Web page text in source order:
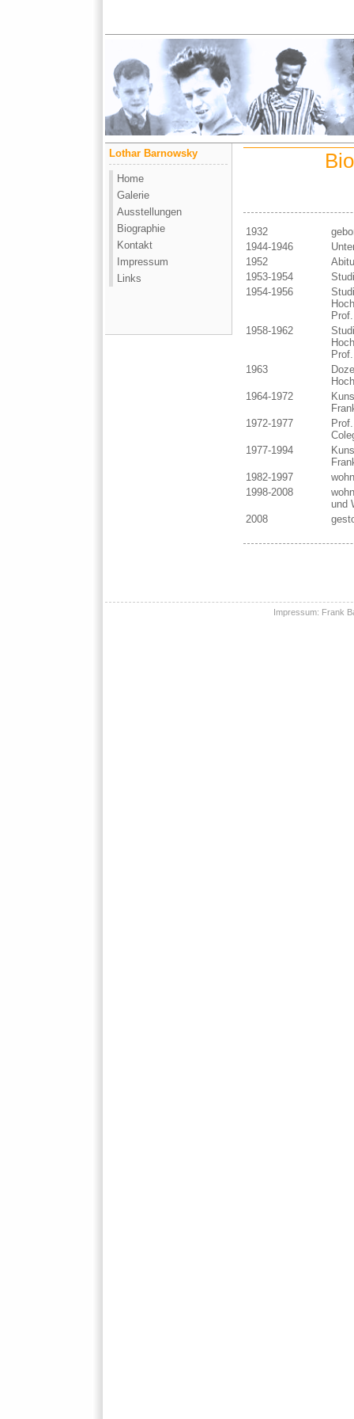
Lothar Barnowsky
Home
Galerie
Ausstellungen
Biographie
Kontakt
Impressum
Links
1932
1944-1946
1952
1953-1954
1954-1956
1958-1962
1963
1964-1972
1972-1977
1977-1994
1982-1997
1998-2008
und
2008
Impressum: Frank